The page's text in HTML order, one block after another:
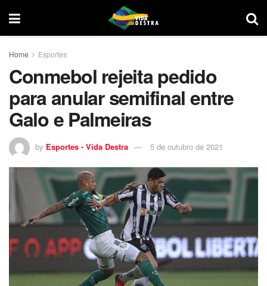
Home Esportes
Conmebol rejeita pedido
para anular semifinal entre
Galo e Palmeiras
by Esportes - Vida Destra 5 de outubro de 2021